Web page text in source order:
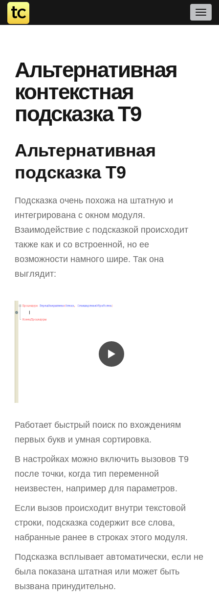
Альтернативная
контекстная
подсказка T9
Альтернативная
подсказка T9
Подсказка очень похожа на штатную и
интегрирована с окном модуля.
Взаимодействие с подсказкой происходит
также как и со встроенной, но ее
возможности намного шире. Так она
выглядит:
Работает быстрый поиск по вхождениям
первых букв и умная сортировка.
В настройках можно включить вызовов T9
после точки, когда тип переменной
неизвестен, например для параметров.
Если вызов происходит внутри текстовой
строки, подсказка содержит все слова,
набранные ранее в строках этого модуля.
Подсказка всплывает автоматически, если не
была показана штатная или может быть
вызвана принудительно.